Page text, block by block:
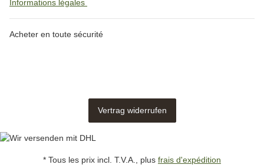
Informations légales
Acheter en toute sécurité
Vertrag widerrufen
* Tous les prix incl. T.V.A., plus frais d'expédition